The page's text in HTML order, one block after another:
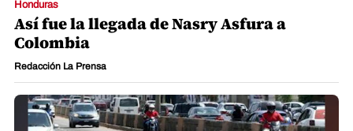
Honduras
Así fue la llegada de Nasry Asfura a
Colombia
Redacción La Prensa